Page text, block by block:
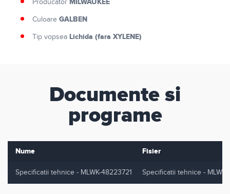
Producator MILWAUKEE
Culoare GALBEN
Tip vopsea Lichida (fara XYLENE)
Documente si
programe
Nume Fisier
Specificatii tehnice - MLWK-48223721 Specificatii tehnice -